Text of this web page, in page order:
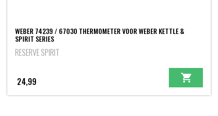
WEBER 74239 / 67030 THERMOMETER VOOR WEBER KETTLE &
SPIRIT SERIES
RESERVE SPIRIT
24,99